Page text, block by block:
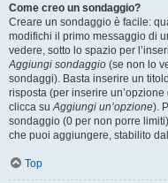
Come creo un sondaggio?
Creare un sondaggio è facile:
modifichi il primo messaggio di
vedere, sotto lo spazio per
Aggiungi sondaggio (se non lo
sondaggi). Basta inserire un
risposta (per inserire
clicca suAggiungi un’opzione).
sondaggio (0 per non porre
che puoi aggiungere, stabilito
Top